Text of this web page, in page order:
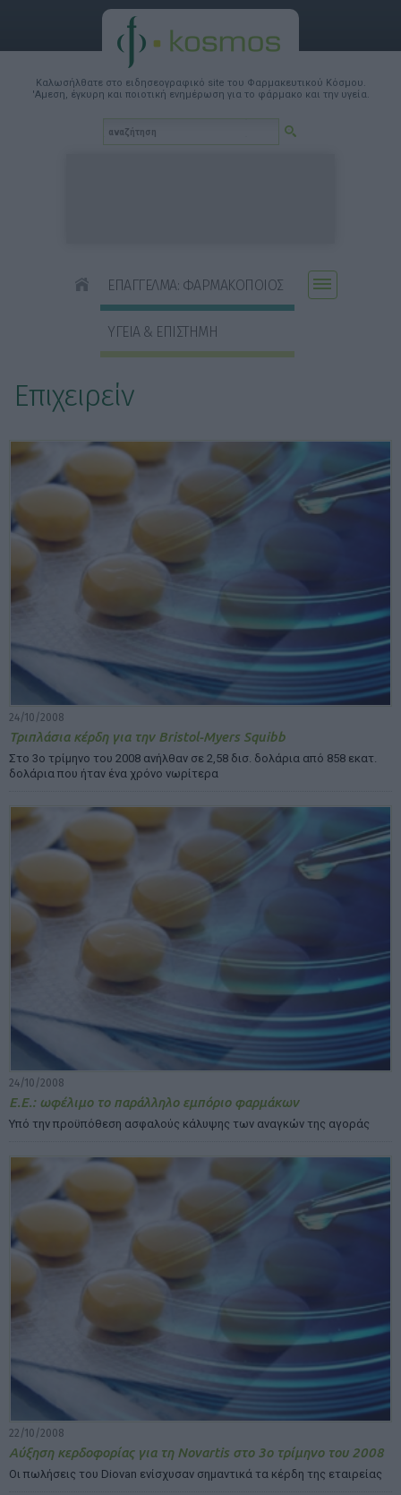
Καλωσήλθατε στο ειδησεογραφικό site του Φαρμακευτικού Κόσμου.
'Αμεση, έγκυρη και ποιοτική ενημέρωση για το φάρμακο και την υγεία.
ΕΠΑΓΓΕΛΜΑ: ΦΑΡΜΑΚΟΠΟΙΟΣ
ΥΓΕΙΑ & ΕΠΙΣΤΗΜΗ
Επιχειρείν
24/10/2008
Τριπλάσια κέρδη για την Bristol-Myers Squibb
Στο 3ο τρίμηνο του 2008 ανήλθαν σε 2,58 δισ. δολάρια από 858 εκατ.
δολάρια που ήταν ένα χρόνο νωρίτερα
24/10/2008
Ε.Ε.: ωφέλιμο το παράλληλο εμπόριο φαρμάκων
Υπό την προϋπόθεση ασφαλούς κάλυψης των αναγκών της αγοράς
22/10/2008
Αύξηση κερδοφορίας για τη Novartis στο 3ο τρίμηνο του 2008
Οι πωλήσεις του Diovan ενίσχυσαν σημαντικά τα κέρδη της εταιρείας